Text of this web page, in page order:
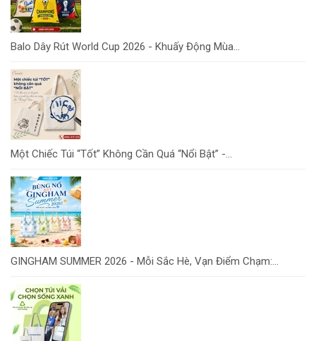
Balo Dây Rút World Cup 2026 - Khuấy Động Mùa...
Một Chiếc Túi “Tốt” Không Cần Quá “Nổi Bật” -...
GINGHAM SUMMER 2026 - Mỗi Sắc Hè, Vạn Điểm Chạm:...